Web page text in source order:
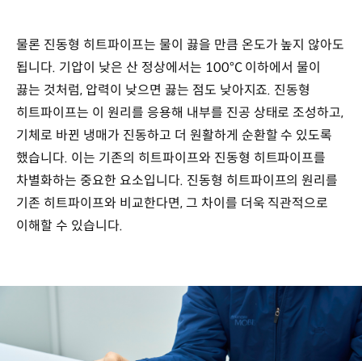
물론 진동형 히트파이프는 물이 끓을 만큼 온도가 높지 않아도
됩니다. 기압이 낮은 산 정상에서는 100°C 이하에서 물이
끓는 것처럼, 압력이 낮으면 끓는 점도 낮아지죠. 진동형
히트파이프는 이 원리를 응용해 내부를 진공 상태로 조성하고,
기체로 바뀐 냉매가 진동하고 더 원활하게 순환할 수 있도록
했습니다. 이는 기존의 히트파이프와 진동형 히트파이프를
차별화하는 중요한 요소입니다. 진동형 히트파이프의 원리를
기존 히트파이프와 비교한다면, 그 차이를 더욱 직관적으로
이해할 수 있습니다.